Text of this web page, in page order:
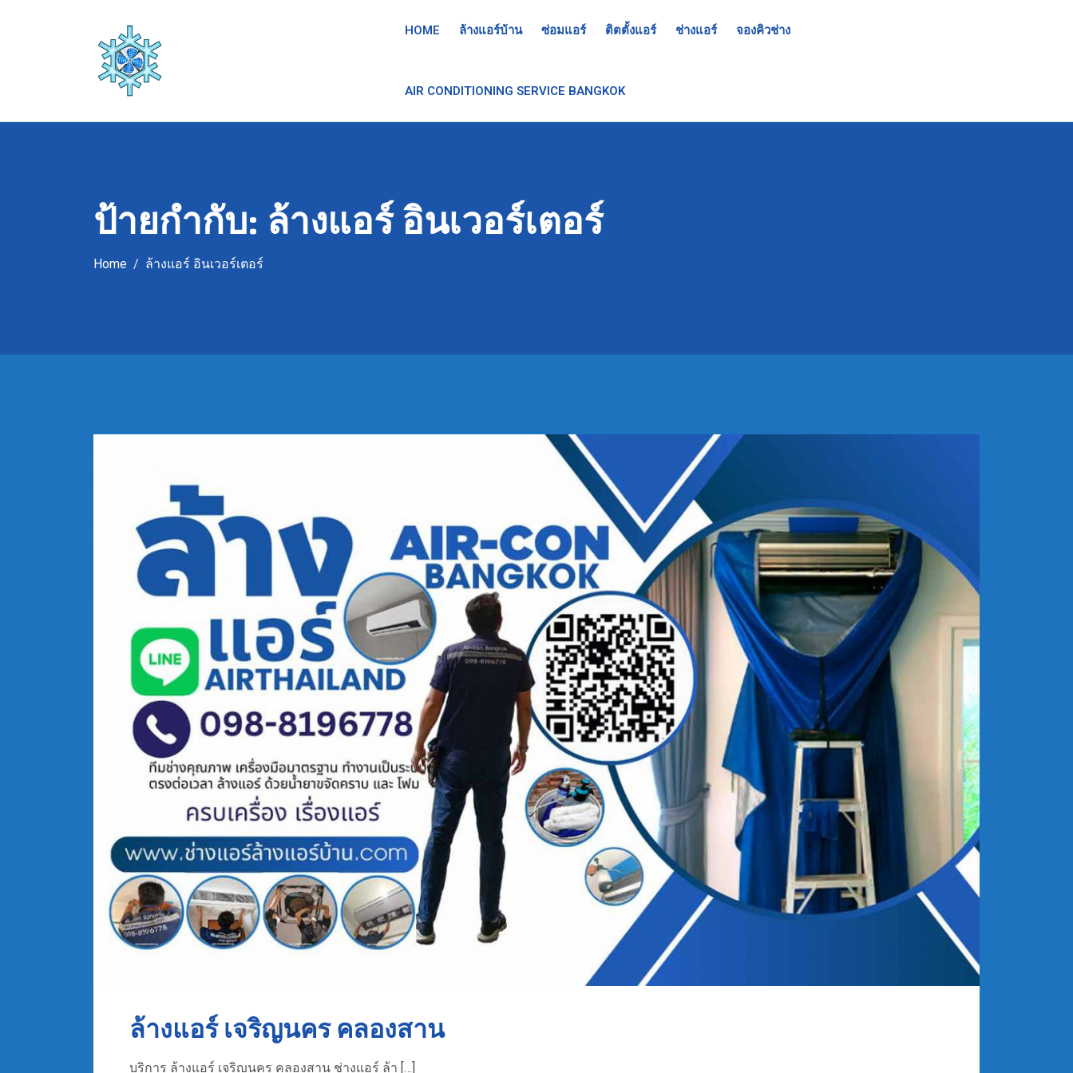
HOME ล้างแอร์บ้าน ซ่อมแอร์ ติตตั้งแอร์ ช่างแอร์ จองคิวช่าง
AIR CONDITIONING SERVICE BANGKOK
ป้ายกำกับ: ล้างแอร์ อินเวอร์เตอร์
Home ล้างแอร์ อินเวอร์เตอร์
ล้างแอร์ เจริญนคร คลองสาน
บริการ ล้างแอร์ เจริญนคร คลองสาน ช่างแอร์ ล้า […]